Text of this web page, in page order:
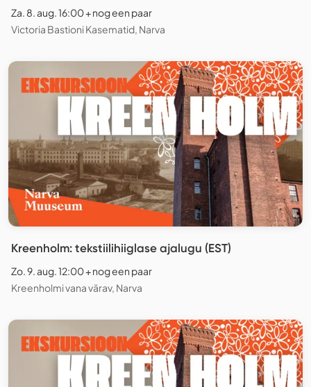
Za. 8. aug. 16:00 + nog een paar
Victoria Bastioni Kasematid, Narva
Kreenholm: tekstiilihiiglase ajalugu (EST)
Zo. 9. aug. 12:00 + nog een paar
Kreenholmi vana värav, Narva